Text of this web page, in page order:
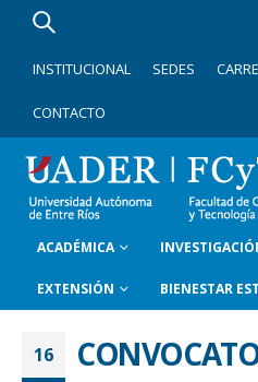
INSTITUCIONAL SEDES
CONTACTO
ACADÉMICA
EXTENSIÓN BIENESTAR
16